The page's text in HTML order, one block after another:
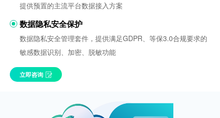
提供预置的主流平台数据接入方案
数据隐私安全保护
数据隐私安全管理套件，提供满足GDPR、等保3.0合规要求的
敏感数据识别、加密、脱敏功能
立即咨询